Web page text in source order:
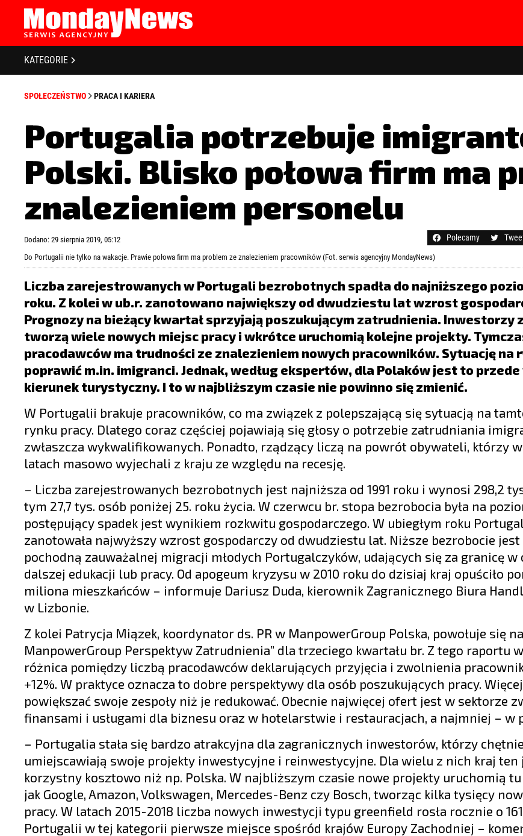
STRONA GŁÓWNA
O NAS
POLITYKA PRYWATNOŚCI
KONTAKT
Zapamiętaj mnie
KATEGORIE
BIZNES I GOSPODARKA
BANKOWOŚĆ I FINANSE
SPOŁECZEŃSTWO
EDUKACJA
MEDIA
ZDROWIE I URODA
KULTURA
LIFESTYLE
OPINIE I KOMENTARZE
SPOŁECZEŃSTWO PRACA I KARIERA
Portugalia potrzebuje
Polski. Blisko połowa firm ma
znalezieniem personelu
Dodano: 29 sierpnia 2019, 05:12 Polecamy
Do Portugalii nie tylko na wakacje. Prawie połowa firm ma problem ze znalezieniem pracowników (Fot. serwis agencyjny MondayNews)
Liczba zarejestrowanych w Portugali bezrobotnych spadła do najniższego
roku. Z kolei w ub.r. zanotowano największy od dwudziestu lat wzrost
Prognozy na bieżący kwartał sprzyjają poszukującym zatrudnienia. Inwestorzy
tworzą wiele nowych miejsc pracy i wkrótce uruchomią kolejne projekty.
pracodawców ma trudności ze znalezieniem nowych pracowników. Sytuację na
poprawić m.in. imigranci. Jednak, według ekspertów, dla Polaków jest to
kierunek turystyczny. I to w najbliższym czasie nie powinno się zmienić.
W Portugalii brakuje pracowników, co ma związek z polepszającą się sytuacją na
rynku pracy. Dlatego coraz częściej pojawiają się głosy o potrzebie zatrudniania
zwłaszcza wykwalifikowanych. Ponadto, rządzący liczą na powrót obywateli, którzy
latach masowo wyjechali z kraju ze względu na recesję.
– Liczba zarejestrowanych bezrobotnych jest najniższa od 1991 roku i wynosi 298,2
tym 27,7 tys. osób poniżej 25. roku życia. W czerwcu br. stopa bezrobocia była na
postępujący spadek jest wynikiem rozkwitu gospodarczego. W ubiegłym roku
zanotowała najwyższy wzrost gospodarczy od dwudziestu lat. Niższe bezrobocie jest
pochodną zauważalnej migracji młodych Portugalczyków, udających się za granicę w
dalszej edukacji lub pracy. Od apogeum kryzysu w 2010 roku do dzisiaj kraj opuściło
miliona mieszkańców – informuje Dariusz Duda, kierownik Zagranicznego Biura
w Lizbonie.
Z kolei Patrycja Miązek, koordynator ds. PR w ManpowerGroup Polska, powołuje się
ManpowerGroup Perspektyw Zatrudnienia” dla trzeciego kwartału br. Z tego raportu
różnica pomiędzy liczbą pracodawców deklarujących przyjęcia i zwolnienia
+12%. W praktyce oznacza to dobre perspektywy dla osób poszukujących pracy.
powiększać swoje zespoły niż je redukować. Obecnie najwięcej ofert jest w sektorze
finansami i usługami dla biznesu oraz w hotelarstwie i restauracjach, a najmniej – w
– Portugalia stała się bardzo atrakcyjna dla zagranicznych inwestorów, którzy
umiejscawiają swoje projekty inwestycyjne i reinwestycyjne. Dla wielu z nich kraj ten
korzystny kosztowo niż np. Polska. W najbliższym czasie nowe projekty uruchomią
jak Google, Amazon, Volkswagen, Mercedes-Benz czy Bosch, tworząc kilka tysięcy
pracy. W latach 2015-2018 liczba nowych inwestycji typu greenfield rosła rocznie o
Portugalii w tej kategorii pierwsze miejsce spośród krajów Europy Zachodniej –